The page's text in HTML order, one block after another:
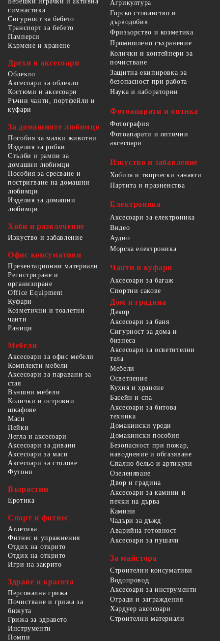
гимнастика
Сигурност за бебето
Транспорт за бебето
Памперси
Кърмене и хранене
Дрехи и аксесоари
Облекло
Аксесоари за облекло
Костюми и аксесоари
Ръчни чанти, портфейли и
куфари
За домашните любимци
Пособия за малки животни
Изделия за рибки
Стълби и рампи за
домашни любимци
Пособия за сресване и
постригване на домашни
любимци
Изделия за домашни
любимци
Хоби и развлечение
Изкуство и забавление
Офис консумативи
Презентационни материали
Регистриране и
организиране
Office Equipment
Агрикултура
Горско стопанство и
дърводобив
Фризьорство и козметика
Промишлено съхранение
Колички и контейнери за
почистване
Защитна екипировка за
безопасност при работа
Наука и лаборатории
Фотоапарати и оптика
Фотография
Фотоапарати и оптични
аксесоари
Изкуство и забавление
Хобита и творчески занаяти
Партита и празненства
Електроника
Аксесоари за електроника
Видео
Аудио
Морска електроника
Чанти и куфари
Аксесоари за багаж
Спортни сакове
Куфари
Козметични и тоалетни
чанти
Раници
Мебели
Аксесоари за офис мебели
Комплекти мебели
Аксесоари за паравани за
стая
Външни мебели
Колички и островни
шкафове
Маси
Пейки
Легла и аксесоари
Аксесоари за дивани
Аксесоари за маси
Аксесоари за столове
Футони
Възрастни
Еротика
Спорт и фитнес
Атлетика
Фитнес и упражнения
Отдих на открито
Отдих на открито
Игри на закрито
Здраве и красота
Персонална грижа
Почистване и грижа за
бижута
Грижа за здравето
Дом и градина
Декор
Аксесоари за баня
Сигурност за дома и
бизнеса
Аксесоари за осветителни
тела
Мебели
Осветление
Кухня и хранене
Басейн и спа
Аксесоари за битова
техника
Домакински уреди
Домакински пособия
Безопасност при пожар,
наводнение и обгазяване
Спално бельо и артикули
Озеленяване
Двор и градина
Аксесоари за камини и
печки на дърва
Камини
Чадъри за дъжд
Аварийна готовност
Аксесоари за пушачи
За майстора
Строителни консумативи
Водопровод
Аксесоари за инструменти
Огради и заграждения
Хардуер аксесоари
Строителни материали
Инструменти
Помпи